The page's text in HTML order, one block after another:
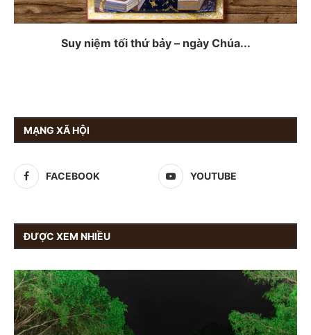
Suy niệm tối thứ bảy – ngày Chúa...
MẠNG XÃ HỘI
FACEBOOK YOUTUBE
ĐƯỢC XEM NHIỀU